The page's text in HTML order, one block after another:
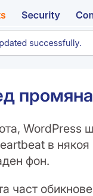
WordPress
в
фон.
част